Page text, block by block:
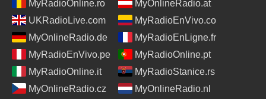
MyRadioOnline.ro
MyOnlineRadio.at
UKRadioLive.com
MyRadioEnVivo.co
MyOnlineRadio.de
MyRadioEnLigne.fr
MyRadioEnVivo.pe
MyRadioOnline.pt
MyRadioOnline.it
MyRadioStanice.rs
MyOnlineRadio.cz
MyOnlineRadio.nl